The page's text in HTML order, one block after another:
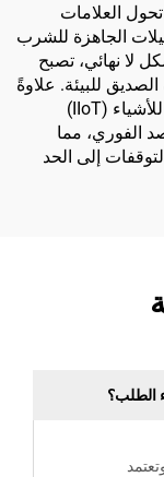
العلامات
الجاهزة للشرب
لا نهائي، تصبح
للبيئة. علاوةً
على ذلك، تتيح التكامل مع الإنترنت الصناعي للأشياء (IIoT)
الفوري، مما
إلى الحد
الطلب؟
30-60 يومًا، وتعتمد